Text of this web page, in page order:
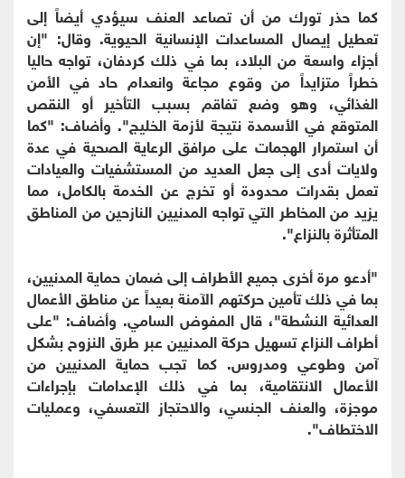
‏كما حذر تورك من أن تصاعد العنف سيؤدي أيضاً إلى
تعطيل إيصال المساعدات الإنسانية الحيوية. وقال: "إن
أجزاء واسعة من البلاد، بما في ذلك كردفان، تواجه حاليا
خطراً متزايداً من وقوع مجاعة وانعدام حاد في الأمن
الغذائي، وهو وضع تفاقم بسبب التأخير أو النقص
المتوقع في الأسمدة نتيجة لأزمة الخليج". وأضاف: "كما
أن استمرار الهجمات على مرافق الرعاية الصحية في عدة
ولايات أدى إلى جعل العديد من المستشفيات والعيادات
تعمل بقدرات محدودة أو تخرج عن الخدمة بالكامل، مما
يزيد من المخاطر التي تواجه المدنيين النازحين من المناطق
المتأثرة بالنزاع".
‏"أدعو مرة أخرى جميع الأطراف إلى ضمان حماية المدنيين،
بما في ذلك تأمين حركتهم الآمنة بعيداً عن مناطق الأعمال
العدائية النشطة"، قال المفوض السامي. وأضاف: "على
أطراف النزاع تسهيل حركة المدنيين عبر طرق النزوح بشكل
آمن وطوعي ومدروس. كما تجب حماية المدنيين من
الأعمال الانتقامية، بما في ذلك الإعدامات بإجراءات
موجزة، والعنف الجنسي، والاحتجاز التعسفي، وعمليات
الاختطاف".